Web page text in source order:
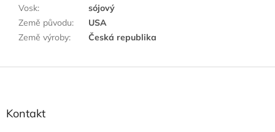
Vosk:
sójový
Země původu:
USA
Země výroby: Česká republika
Kontakt